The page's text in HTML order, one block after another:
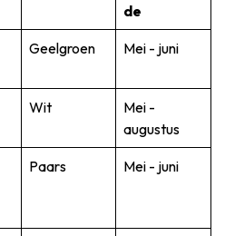
de
Geelgroen Mei - juni
Wit
Mei -
augustus
Paars Mei - juni